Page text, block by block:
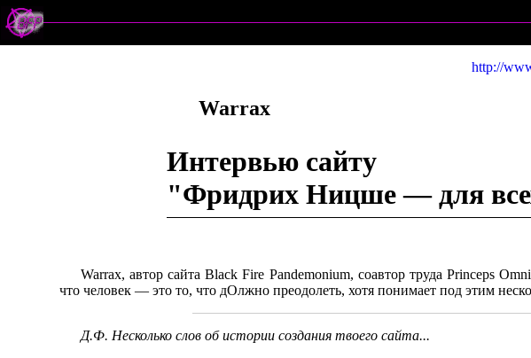
http://
Warrax
Интервью сайту
"Фридрих Ницше — для
Warrax, автор сайта Black Fire Pandemonium, соавтор труда Princeps
что человек — это то, что дОлжно преодолеть, хотя понимает под этим
Д.Ф. Несколько слов об истории создания твоего сайта...